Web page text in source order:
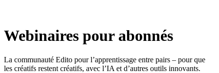
Webinaires pour abonnés
La communauté Edito pour l’apprentissage entre pairs – pour que
les créatifs restent créatifs, avec l’IA et d’autres outils innovants.